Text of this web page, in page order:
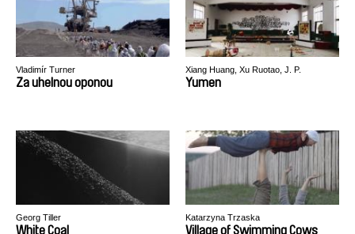
Vladimír Turner
Za uhelnou oponou
Xiang Huang, Xu Ruotao, J. P.
Sniadecki
Yumen
Georg Tiller
White Coal
Katarzyna Trzaska
Village of Swimming Cows